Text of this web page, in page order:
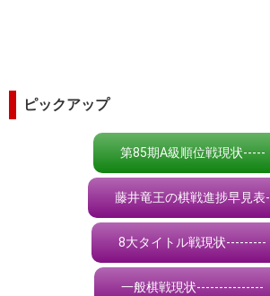
ピックアップ
第85期A級順位戦現状-----
藤井竜王の棋戦進捗早見表-
8大タイトル戦現状---------
一般棋戦現状---------------